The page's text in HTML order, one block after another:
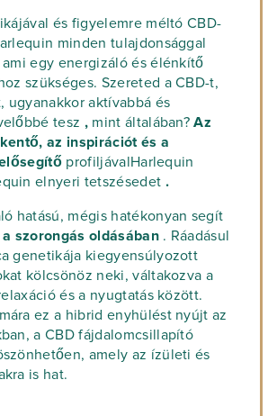
és figyelemre méltó CBD-
minden tulajdonsággal
egy energizáló és élénkítő
szükséges. Szereted a CBD-t,
ugyanakkor aktívabbá és
tesz , mint általában?Az
az inspirációt és a
profiljávalHarlequin
elnyeri tetszésedet .
hatású, mégis hatékonyan segít
szorongás oldásában. Ráadásul
genetikája kiegyensúlyozott
kölcsönöz neki, váltakozva a
és a nyugtatás között.
ez a hibrid enyhülést nyújt az
a CBD fájdalomcsillapító
amely az ízületi és
is hat.